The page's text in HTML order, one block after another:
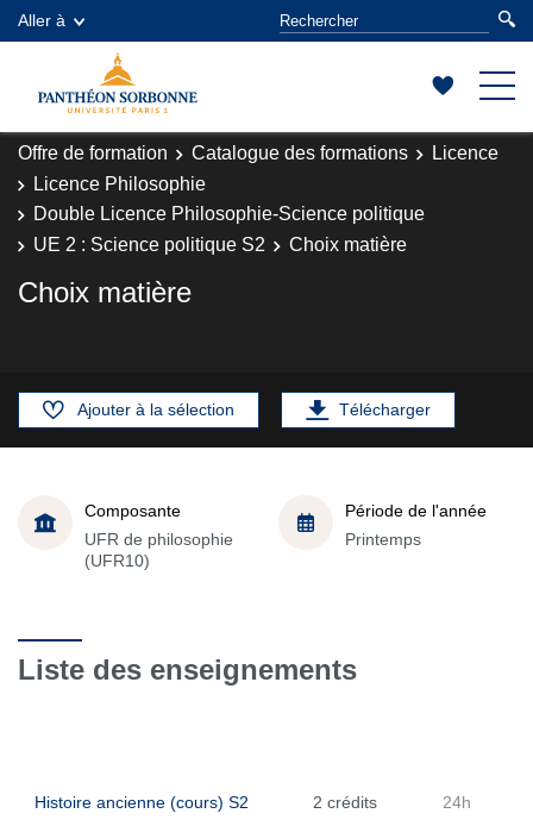
Aller à
Offre de formation Catalogue des formations
Licence
Licence Philosophie
Double Licence Philosophie-Science politique
UE 2 : Science politique S2
Choix matière
Choix matière
Ajouter à la sélection Télécharger
Composante
UFR de philosophie
(UFR10)
Période de l'année
Printemps
Liste des enseignements
Histoire ancienne (cours) S2 2 crédits 24h